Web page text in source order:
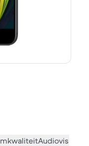
nieuw
Audiovisueel